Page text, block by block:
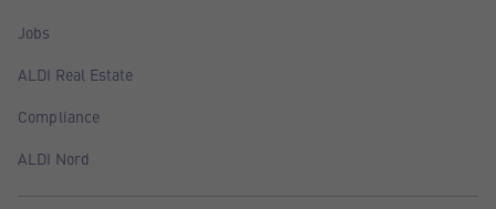
Jobs
ALDI Real Estate
Compliance
ALDI Nord